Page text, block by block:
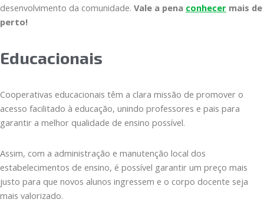
desenvolvimento da comunidade. Vale a pena conhecer mais de
perto!
Educacionais
Cooperativas educacionais têm a clara missão de promover o
acesso facilitado à educação, unindo professores e pais para
garantir a melhor qualidade de ensino possível.
Assim, com a administração e manutenção local dos
estabelecimentos de ensino, é possível garantir um preço mais
justo para que novos alunos ingressem e o corpo docente seja
mais valorizado.